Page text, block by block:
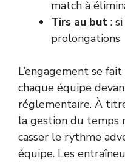
match à
Tirs au but :
prolongations
L’engagement se
chaque équipe
réglementaire. À
la gestion du
casser le rythme
équipe. Les